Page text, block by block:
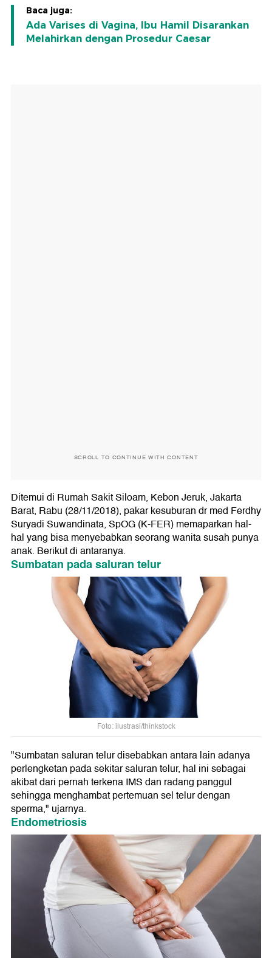
Baca juga:
Ada Varises di Vagina, Ibu Hamil Disarankan
Melahirkan dengan Prosedur Caesar
SCROLL TO CONTINUE WITH CONTENT
Ditemui di Rumah Sakit Siloam, Kebon Jeruk, Jakarta
Barat, Rabu (28/11/2018), pakar kesuburan dr med Ferdhy
Suryadi Suwandinata, SpOG (K-FER) memaparkan hal-
hal yang bisa menyebabkan seorang wanita susah punya
anak. Berikut di antaranya.
Sumbatan pada saluran telur
Foto: ilustrasi/thinkstock
"Sumbatan saluran telur disebabkan antara lain adanya
perlengketan pada sekitar saluran telur, hal ini sebagai
akibat dari pernah terkena IMS dan radang panggul
sehingga menghambat pertemuan sel telur dengan
sperma," ujarnya.
Endometriosis